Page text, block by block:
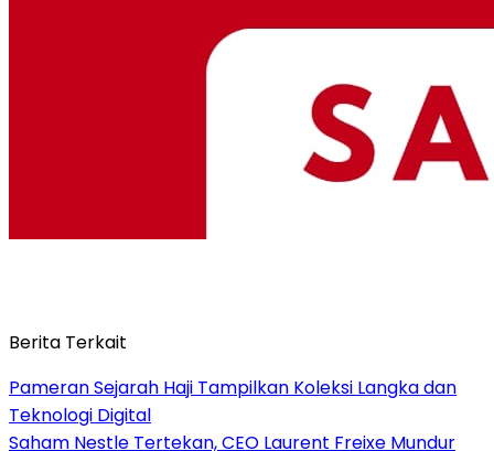
Berita Terkait
Pameran Sejarah Haji Tampilkan Koleksi Langka dan
Teknologi Digital
Saham Nestle Tertekan, CEO Laurent Freixe Mundur